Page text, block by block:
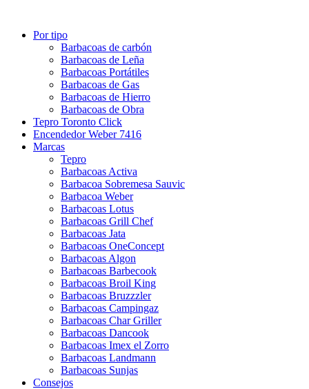
Por tipo
Barbacoas de carbón
Barbacoas de Leña
Barbacoas Portátiles
Barbacoas de Gas
Barbacoas de Hierro
Barbacoas de Obra
Tepro Toronto Click
Encendedor Weber 7416
Marcas
Tepro
Barbacoas Activa
Barbacoa Sobremesa Sauvic
Barbacoa Weber
Barbacoas Lotus
Barbacoas Grill Chef
Barbacoas Jata
Barbacoas OneConcept
Barbacoas Algon
Barbacoas Barbecook
Barbacoas Broil King
Barbacoas Bruzzzler
Barbacoas Campingaz
Barbacoas Char Griller
Barbacoas Dancook
Barbacoas Imex el Zorro
Barbacoas Landmann
Barbacoas Sunjas
Consejos